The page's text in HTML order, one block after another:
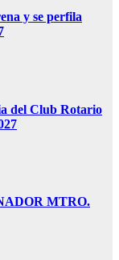
y se perfila
del Club Rotario
MTRO.